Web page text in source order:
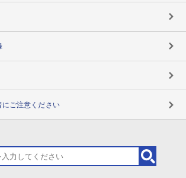
ご注意ください